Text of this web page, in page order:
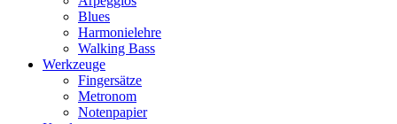
Blues
Harmonielehre
Walking Bass
Werkzeuge
Fingersätze
Metronom
Notenpapier